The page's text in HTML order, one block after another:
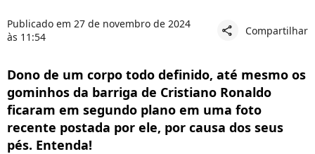
Publicado em 27 de novembro de 2024
às 11:54
share Compartilhar
Dono de um corpo todo definido, até mesmo os
gominhos da barriga de Cristiano Ronaldo
ficaram em segundo plano em uma foto
recente postada por ele, por causa dos seus
pés. Entenda!